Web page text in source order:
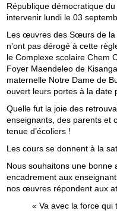
République démocratique
intervenir lundi le 03
Les œuvres des Sœurs de la
n’ont pas dérogé à cette
le Complexe scolaire Chem
Foyer Maendeleo de
maternelle Notre Dame de
ouvert leurs portes à la date
Quelle fut la joie des
enseignants, des parents et
tenue d’écoliers !
Les cours se donnent à la
Nous souhaitons une bonne
encadrement aux
nos œuvres répondent aux
« Va avec la force qui